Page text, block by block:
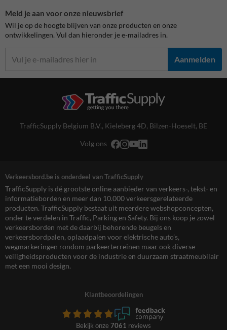
Meld je aan voor onze nieuwsbrief
Wil je op de hoogte blijven van onze producten en onze
ontwikkelingen. Vul dan hieronder je e-mailadres in.
Aanmelden
TrafficSupply Belgium B.V., Kieleberg 4D, Bilzen-Hoeselt, BE
Volg ons
Verkeersbord.be is onderdeel van TrafficSupply
TrafficSupply is dé grootste online aanbieder van verkeers-, tekst- en
informatieborden en meer dan 10.000 verkeersgerelateerde
producten. TrafficSupply bestaat uit meerdere webshopconcepten,
onder te verdelen in Traffic, Parking en Safety. Bij ons koop je zowel
verkeersborden met de daarbij behorende beugels en
verkeersbordpalen, oplaadpalen voor elektrische auto’s,
wegmarkeringen rondom parkeerterreinen maar ook diverse
veiligheidsproducten voor de industrie en duurzaam straatmeubilair
met een mooi design.
Klantbeoordelingen
Bekijk onze 7061 reviews